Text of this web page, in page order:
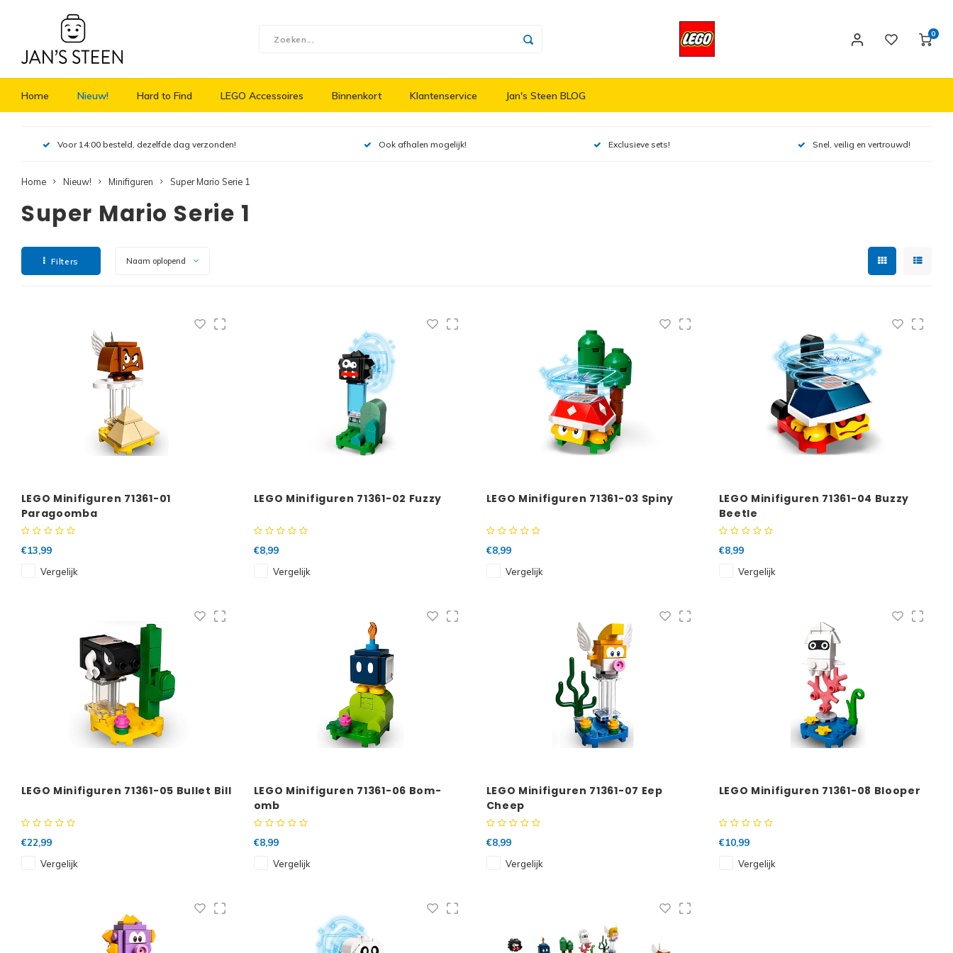
0
Home Nieuw! Hard to Find LEGO Accessoires Binnenkort Klantenservice Jan's Steen BLOG
Voor 14:00 besteld, dezelfde dag verzonden! Ook afhalen mogelijk! Exclusieve sets! Snel, veilig en vertrouwd!
Home Nieuw! Minifiguren Super Mario Serie 1
Super Mario Serie 1
Filters Naam oplopend
LEGO Minifiguren 71361-01
Paragoomba
€13,99
Vergelijk
LEGO Minifiguren 71361-02 Fuzzy
€8,99
Vergelijk
LEGO Minifiguren 71361-03 Spiny
€8,99
Vergelijk
LEGO Minifiguren 71361-04 Buzzy
Beetle
€8,99
Vergelijk
LEGO Minifiguren 71361-05 Bullet Bill
€22,99
Vergelijk
LEGO Minifiguren 71361-06 Bom-
omb
€8,99
Vergelijk
LEGO Minifiguren 71361-07 Eep
Cheep
€8,99
Vergelijk
LEGO Minifiguren 71361-08 Blooper
€10,99
Vergelijk